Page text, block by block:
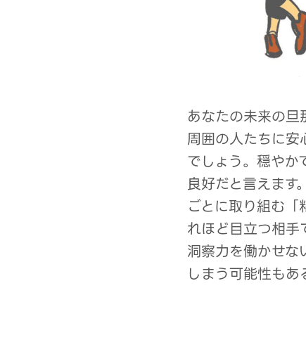
あなたの未来の旦
周囲の人たちに安
でしょう。穏やか
良好だと言えます
ごとに取り組む「
れほど目立つ相
洞察力を働かせな
しまう可能性もあ